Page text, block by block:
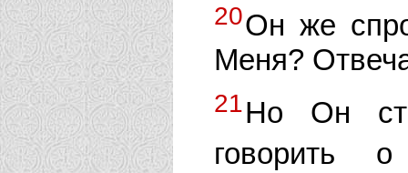
20Он же
Меня?
21Но Он